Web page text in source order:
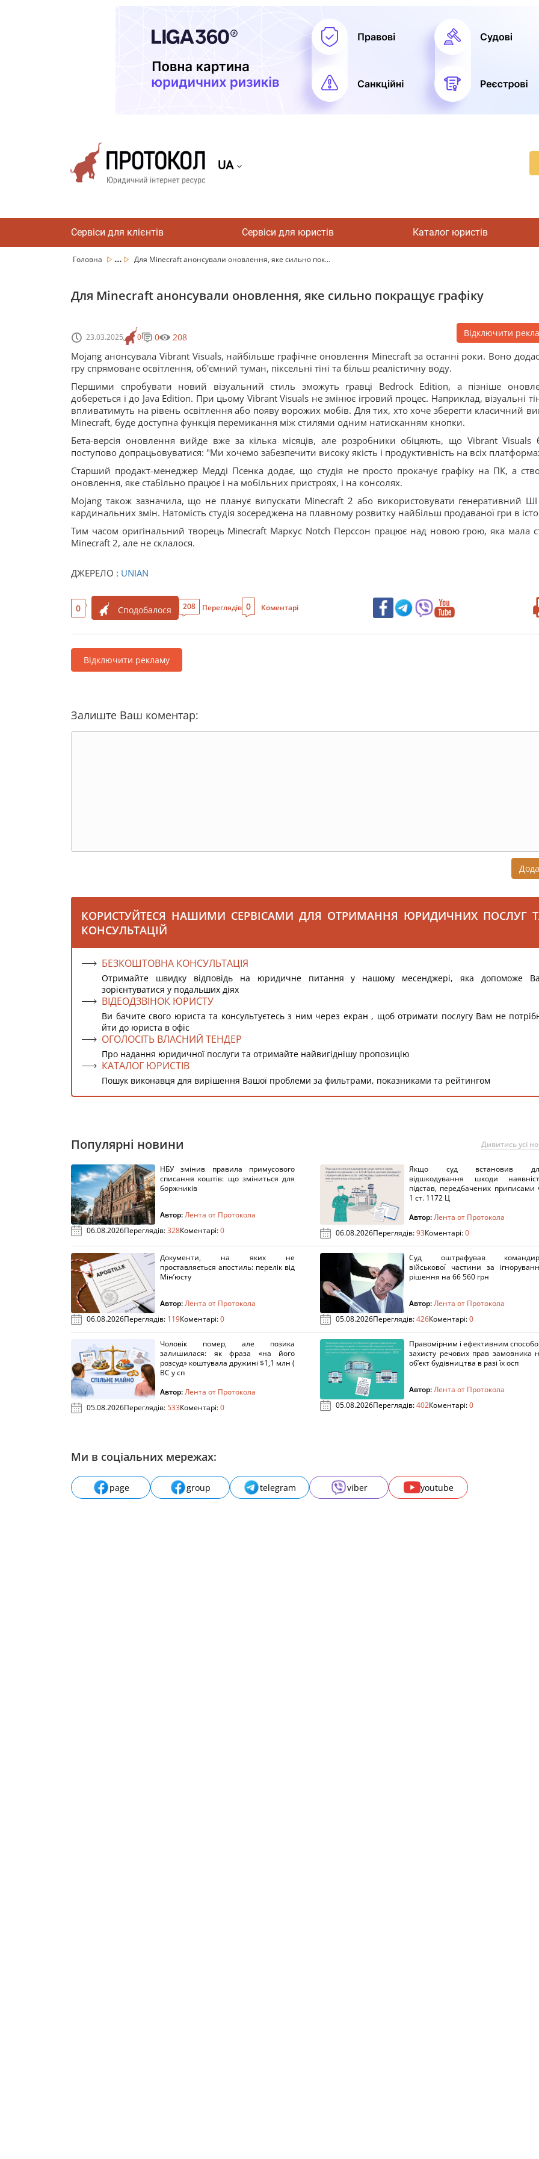
UA
Сервіси для клієнтів Сервіси для юристів Каталог юристів
Головна ... Для Minecraft анонсували оновлення, яке сильно пок...
Для Minecraft анонсували оновлення, яке сильно покращує графіку
23.03.2025 0 0 208 Відключити
Mojang анонсувала Vibrant Visuals, найбільше графічне оновлення Minecraft за останні роки. Воно
гру спрямоване освітлення, об'ємний туман, піксельні тіні та більш реалістичну воду.
Першими спробувати новий візуальний стиль зможуть гравці Bedrock Edition, а пізніше
добереться і до Java Edition. При цьому Vibrant Visuals не змінює ігровий процес. Наприклад, візуальні
впливатимуть на рівень освітлення або появу ворожих мобів. Для тих, хто хоче зберегти класичний
Minecraft, буде доступна функція перемикання між стилями одним натисканням кнопки.
Бета-версія оновлення вийде вже за кілька місяців, але розробники обіцяють, що Vibrant Visuals
поступово допрацьовуватися: "Ми хочемо забезпечити високу якість і продуктивність на всіх
Старший продакт-менеджер Медді Псенка додає, що студія не просто прокачує графіку на ПК, а
оновлення, яке стабільно працює і на мобільних пристроях, і на консолях.
Mojang також зазначила, що не планує випускати Minecraft 2 або використовувати генеративний
кардинальних змін. Натомість студія зосереджена на плавному розвитку найбільш продаваної гри в
Тим часом оригінальний творець Minecraft Маркус Notch Перссон працює над новою грою, яка мала
Minecraft 2, але не склалося.
ДЖЕРЕЛО : UNIAN
0 Сподобалося 208 Переглядів 0 Коментарі
Відключити рекламу
Залиште Ваш коментар:
КОРИСТУЙТЕСЯ НАШИМИ СЕРВІСАМИ ДЛЯ ОТРИМАННЯ ЮРИДИЧНИХ ПОСЛУГ
КОНСУЛЬТАЦІЙ
БЕЗКОШТОВНА КОНСУЛЬТАЦІЯ
Отримайте швидку відповідь на юридичне питання у нашому месенджері, яка допоможе
зорієнтуватися у подальших діях
ВІДЕОДЗВІНОК ЮРИСТУ
Ви бачите свого юриста та консультуєтесь з ним через екран , щоб отримати послугу Вам не
йти до юриста в офіс
ОГОЛОСІТЬ ВЛАСНИЙ ТЕНДЕР
Про надання юридичної послуги та отримайте найвигіднішу пропозицію
КАТАЛОГ ЮРИСТІВ
Пошук виконавця для вирішення Вашої проблеми за фильтрами, показниками та рейтингом
Популярні новини Дивитись усі
НБУ змінив правила примусового
списання коштів: що зміниться для
боржників
Автор:Лента от Протокола
06.08.2026Переглядів:328Коментарі:0
Якщо суд встановив
відшкодування шкоди
підстав, передбачених приписами
1 ст. 1172 Ц
Автор:Лента от Протокола
06.08.2026Переглядів:93Коментарі:0
Документи, на яких не
проставляється апостиль: перелік від
Мін’юсту
Автор:Лента от Протокола
06.08.2026Переглядів: 119Коментарі:0
Суд оштрафував
військової частини за
рішення на 66 560 грн
Автор:Лента от Протокола
05.08.2026Переглядів:426Коментарі:0
Чоловік помер, але позика
залишилася: як фраза «на його
розсуд» коштувала дружині $1,1 млн (
ВС у сп
Автор:Лента от Протокола
05.08.2026Переглядів:533Коментарі:0
Правомірним і ефективним
захисту речових прав замовника
об’єкт будівництва в разі їх осп
Автор:Лента от Протокола
05.08.2026Переглядів:402Коментарі:0
Ми в соціальних мережах:
page group telegram viber youtube